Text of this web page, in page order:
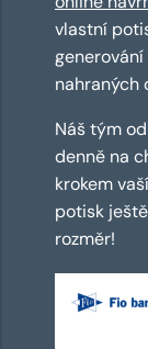
vlastní
nahraných
Náš tým
denně na
krokem
potisk
rozměr!